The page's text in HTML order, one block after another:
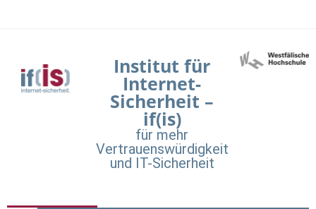
Institut für
Internet-
Sicherheit –
if(is)
für mehr
Vertrauenswürdigkeit
und IT-Sicherheit